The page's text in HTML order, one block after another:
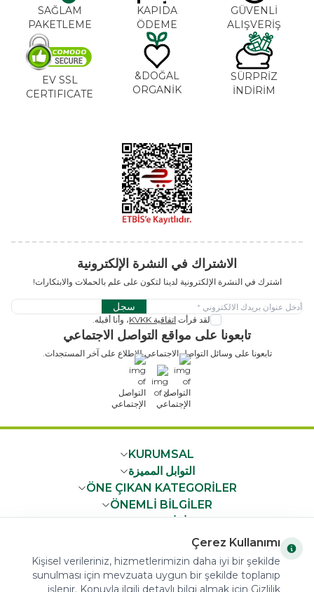
GÜVENLİ
ALIŞVERİŞ
KAPIDA
ÖDEME
SAĞLAM
PAKETLEME
SÜRPRİZ
İNDİRİM
DOĞAL&
ORGANİK
EV SSL
CERTIFICATE
الاشتراك في النشرة الإلكترونية
اشترك في النشرة الإلكترونية لدينا لتكون على علم بالحملات والابتكارات!
سجل
لقد قرأت اتفاقية KVKK ، وأنا أقبله.
تابعونا على مواقع التواصل الاجتماعي
تابعونا على وسائل التواصل الاجتماعي للاطلاع على آخر المستجدات.
x
KURUMSAL
التوابل المميزة
ÖNE ÇIKAN KATEGORİLER
ÖNEMLİ BİLGİLER
HIZLI ERİŞİM
Çerez Kullanımı
Kişisel verileriniz, hizmetlerimizin daha iyi bir şekilde
sunulması için mevzuata uygun bir şekilde toplanıp
işlenir. Konuyla ilgili detaylı bilgi almak için Gizlilik